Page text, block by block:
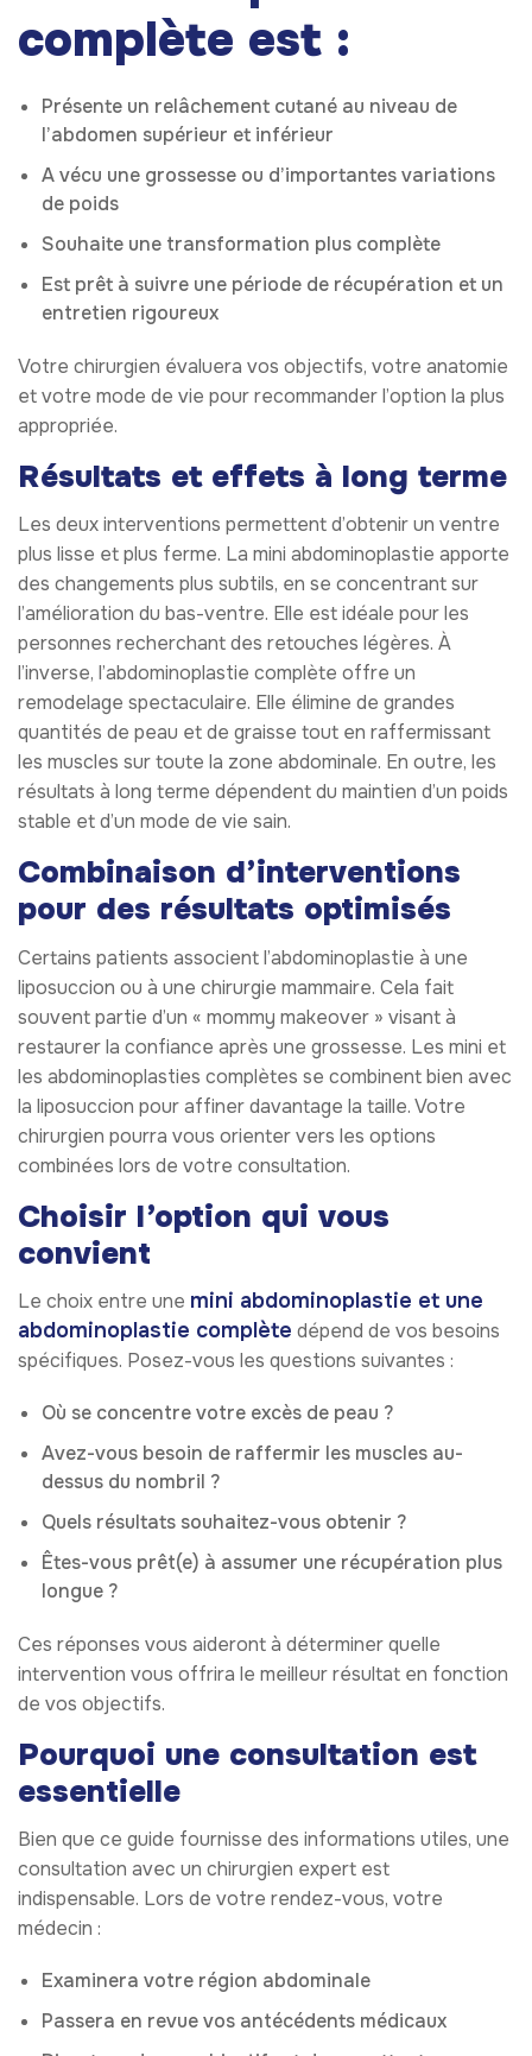
complète est :
Présente un relâchement cutané au niveau de
l’abdomen supérieur et inférieur
A vécu une grossesse ou d’importantes variations
de poids
Souhaite une transformation plus complète
Est prêt à suivre une période de récupération et un
entretien rigoureux
Votre chirurgien évaluera vos objectifs, votre anatomie
et votre mode de vie pour recommander l’option la plus
appropriée.
Résultats et effets à long terme
Les deux interventions permettent d’obtenir un ventre
plus lisse et plus ferme. La mini abdominoplastie apporte
des changements plus subtils, en se concentrant sur
l’amélioration du bas-ventre. Elle est idéale pour les
personnes recherchant des retouches légères. À
l’inverse, l’abdominoplastie complète offre un
remodelage spectaculaire. Elle élimine de grandes
quantités de peau et de graisse tout en raffermissant
les muscles sur toute la zone abdominale. En outre, les
résultats à long terme dépendent du maintien d’un poids
stable et d’un mode de vie sain.
Combinaison d’interventions
pour des résultats optimisés
Certains patients associent l’abdominoplastie à une
liposuccion ou à une chirurgie mammaire. Cela fait
souvent partie d’un « mommy makeover » visant à
restaurer la confiance après une grossesse. Les mini et
les abdominoplasties complètes se combinent bien avec
la liposuccion pour affiner davantage la taille. Votre
chirurgien pourra vous orienter vers les options
combinées lors de votre consultation.
Choisir l’option qui vous
convient
Le choix entre une mini abdominoplastie et une
abdominoplastie complète dépend de vos besoins
spécifiques. Posez-vous les questions suivantes :
Où se concentre votre excès de peau ?
Avez-vous besoin de raffermir les muscles au-
dessus du nombril ?
Quels résultats souhaitez-vous obtenir ?
Êtes-vous prêt(e) à assumer une récupération plus
longue ?
Ces réponses vous aideront à déterminer quelle
intervention vous offrira le meilleur résultat en fonction
de vos objectifs.
Pourquoi une consultation est
essentielle
Bien que ce guide fournisse des informations utiles, une
consultation avec un chirurgien expert est
indispensable. Lors de votre rendez-vous, votre
médecin :
Examinera votre région abdominale
Passera en revue vos antécédents médicaux